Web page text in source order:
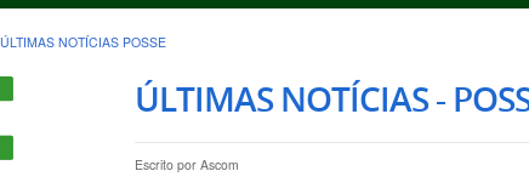
ÚLTIMAS NOTÍCIAS POSSE
ÚLTIMAS NOTÍCIAS -
Escrito por Ascom